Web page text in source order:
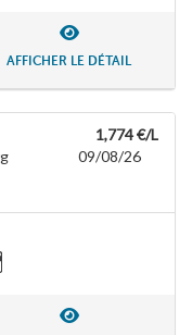
AFFICHER LE DÉTAIL
1,774 €/L
09/08/26